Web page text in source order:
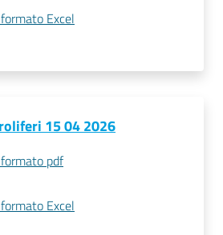
Excel
15 04 2026
pdf
Excel